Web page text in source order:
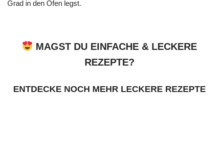
Grad in den Ofen legst.
MAGST DU EINFACHE & LECKERE
REZEPTE?
ENTDECKE NOCH MEHR LECKERE REZEPTE